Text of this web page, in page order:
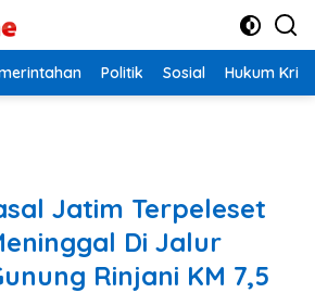
Politik Sosial Hukum
Jatim Terpeleset
Di Jalur
Rinjani KM 7,5